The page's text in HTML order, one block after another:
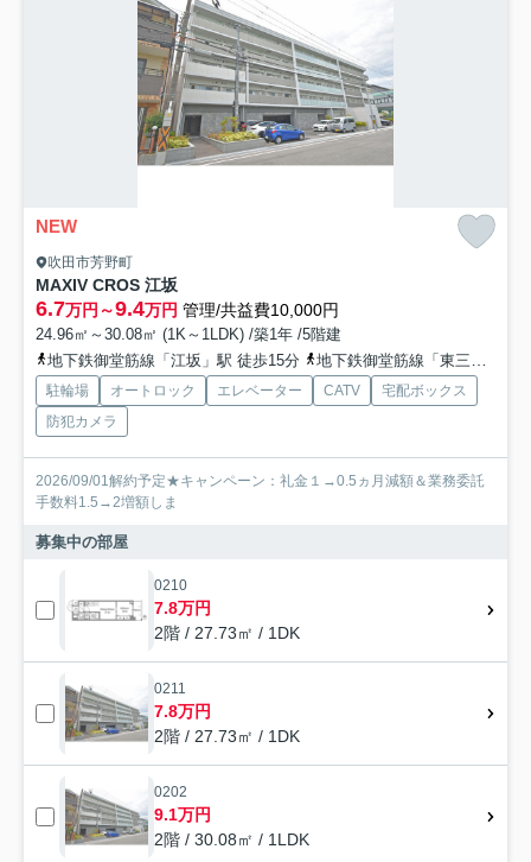
NEW
吹田市芳野町
MAXIV CROS 江坂
6.7万円～9.4万円 管理/共益費10,000円
24.96㎡～30.08㎡ (1K～1LDK) /築1年 /5階建
地下鉄御堂筋線「江坂」駅 徒歩15分
地下鉄御堂筋線「東三国」駅 徒歩30分
駐輪場 オートロック エレベーター CATV
宅配ボックス
防犯カメラ
2026/09/01解約予定★キャンペーン：礼金１→0.5ヵ月減額＆業務委託
手数料1.5→2増額しま
募集中の部屋
0210
7.8万円
2階 / 27.73㎡ / 1DK
0211
7.8万円
2階 / 27.73㎡ / 1DK
0202
9.1万円
2階 / 30.08㎡ / 1LDK